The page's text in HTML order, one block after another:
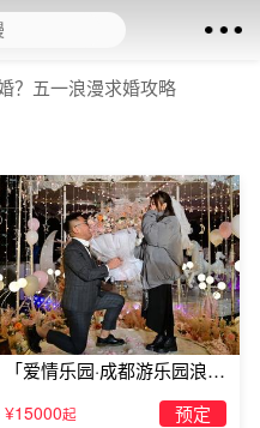
？五一浪漫求婚攻略
「爱情乐园·成都游乐园浪漫
求婚」
¥15000起 预定